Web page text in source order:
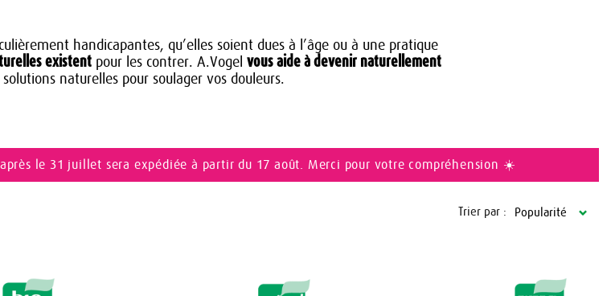
handicapantes, qu’elles soient dues à l’âge ou à une pratique
existentpour les contrer. A.Vogel vous aide à devenir naturellement
naturelles pour soulager vos douleurs.
le 31 juillet sera expédiée à partir du 17 août. Merci pour votre compréhension ☀️
Popularité
Trier par :